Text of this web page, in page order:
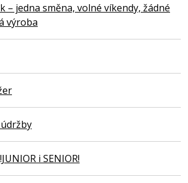
– jedna směna, volné víkendy, žádné
výroba
i SENIOR!